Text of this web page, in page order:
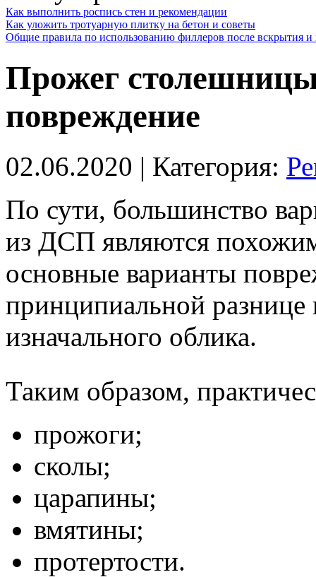
Как выполнить роспись стен и рекомендации
Как уложить тротуарную плитку на бетон и советы
Общие правила по использованию филлеров после вскрытия и
Прожег
повреждение
02.06.2020 | Категория:
По сути, большинство
из ДСП являются
основные варианты
принципиальной
изначального облика.
Таким образом,
прожоги;
сколы;
царапины;
вмятины;
протертости.